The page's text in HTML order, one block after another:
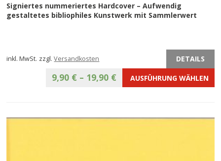
Signiertes nummeriertes Hardcover – Aufwendig
gestaltetes bibliophiles Kunstwerk mit Sammlerwert
inkl. MwSt. zzgl.Versandkosten DETAILS
9,90 €– 19,90 € AUSFÜHRUNG WÄHLEN